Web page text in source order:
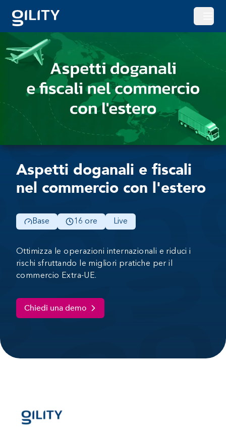
Apri
Aspetti doganali e fiscali
nel commercio con l'estero
Base 16 ore Live
Ottimizza le operazioni internazionali e riduci i
rischi sfruttando le migliori pratiche per il
commercio Extra-UE.
Chiedi una demo